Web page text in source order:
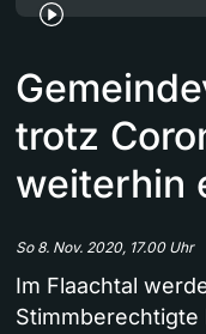
trotz
weiterhin
So 8. Nov. 2020, 17.00 Uhr
Im Flaachtal
Stimmberechtigte